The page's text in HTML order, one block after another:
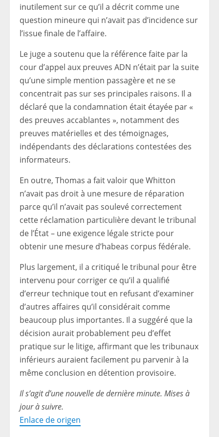
inutilement sur ce qu’il a décrit comme une
question mineure qui n’avait pas d’incidence sur
l’issue finale de l’affaire.
Le juge a soutenu que la référence faite par la
cour d’appel aux preuves ADN n’était par la suite
qu’une simple mention passagère et ne se
concentrait pas sur ses principales raisons. Il a
déclaré que la condamnation était étayée par «
des preuves accablantes », notamment des
preuves matérielles et des témoignages,
indépendants des déclarations contestées des
informateurs.
En outre, Thomas a fait valoir que Whitton
n’avait pas droit à une mesure de réparation
parce qu’il n’avait pas soulevé correctement
cette réclamation particulière devant le tribunal
de l’État – une exigence légale stricte pour
obtenir une mesure d’habeas corpus fédérale.
Plus largement, il a critiqué le tribunal pour être
intervenu pour corriger ce qu’il a qualifié
d’erreur technique tout en refusant d’examiner
d’autres affaires qu’il considérait comme
beaucoup plus importantes. Il a suggéré que la
décision aurait probablement peu d’effet
pratique sur le litige, affirmant que les tribunaux
inférieurs auraient facilement pu parvenir à la
même conclusion en détention provisoire.
Il s’agit d’une nouvelle de dernière minute. Mises à
jour à suivre.
Enlace de origen